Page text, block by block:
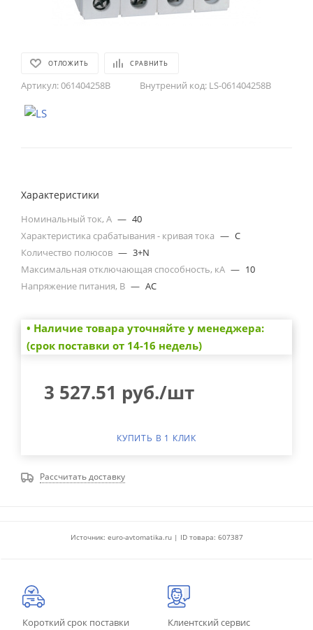
ОТЛОЖИТЬ СРАВНИТЬ
Артикул:061404258B Внутрений код: LS-061404258B
Характеристики
Номинальный ток, А — 40
Характеристика срабатывания - кривая тока — C
Количество полюсов — 3+N
Максимальная отключающая способность, кА — 10
Напряжение питания, В — AC
• Наличие товара уточняйте у менеджера:
(срок поставки от 14-16 недель)
3 527.51 руб./шт
КУПИТЬ В 1 КЛИК
Рассчитать доставку
Источник: euro-avtomatika.ru | ID товара: 607387
Короткий срок поставки Клиентский сервис